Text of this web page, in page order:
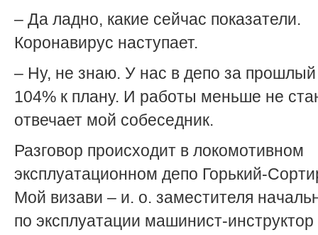
– Да ладно, какие сейчас показатели.
Коронавирус наступает.
– Ну, не знаю. У нас в депо за
104% к плану. И работы меньше не
отвечает мой собеседник.
Разговор происходит в локомотивном
эксплуатационном депо Горький-
Мой визави – и. о. заместителя
по эксплуатации машинист-инструктор